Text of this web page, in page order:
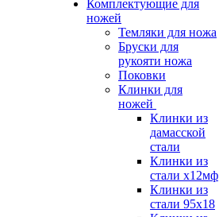
Комплектующие для
ножей
Темляки для ножа
Бруски для
рукояти ножа
Поковки
Клинки для
ножей
Клинки из
дамасской
стали
Клинки из
стали х12мф
Клинки из
стали 95х18